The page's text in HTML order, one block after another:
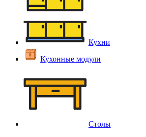
Кухни
Кухонные модули
Столы